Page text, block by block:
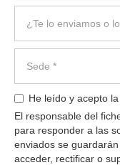
He leído y acepto la
El responsable del
para responder a las
enviados se
acceder, rectificar o